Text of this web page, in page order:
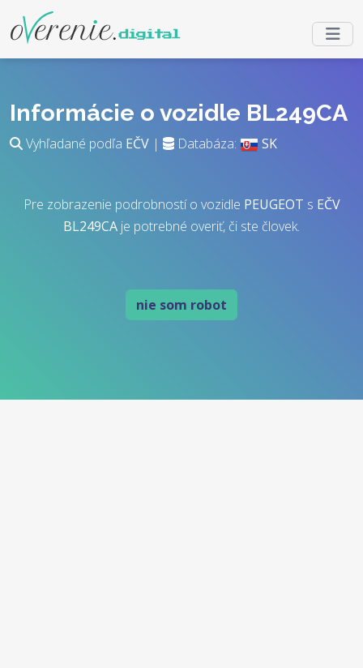
Informácie o vozidle BL249CA
Vyhľadané podľa EČV | Databáza: SK
Pre zobrazenie podrobností o vozidle PEUGEOT s EČV
BL249CA je potrebné overiť, či ste človek.
nie som robot